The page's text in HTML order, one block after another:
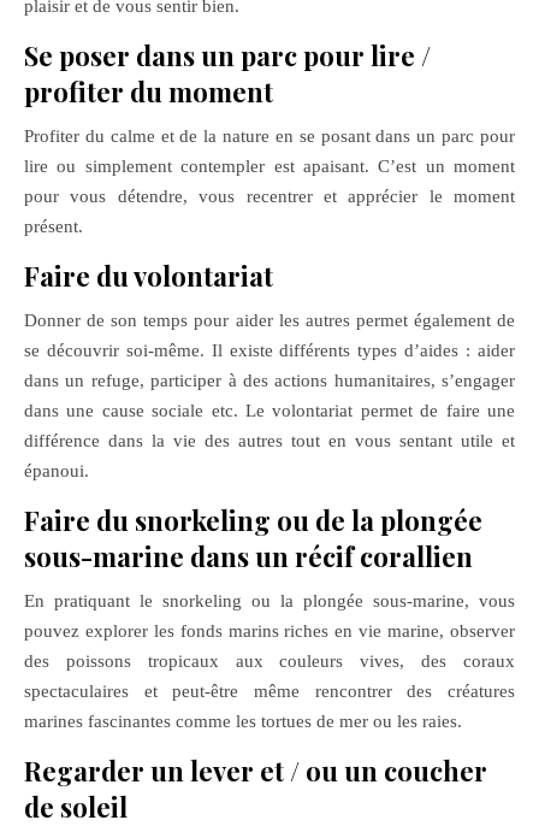
plaisir et de vous sentir bien.
Se poser dans un parc pour lire /
profiter du moment
Profiter du calme et de la nature en se posant dans un parc pour
lire ou simplement contempler est apaisant. C’est un moment
pour vous détendre, vous recentrer et apprécier le moment
présent.
Faire du volontariat
Donner de son temps pour aider les autres permet également de
se découvrir soi-même. Il existe différents types d’aides : aider
dans un refuge, participer à des actions humanitaires, s’engager
dans une cause sociale etc. Le volontariat permet de faire une
différence dans la vie des autres tout en vous sentant utile et
épanoui.
Faire du snorkeling ou de la plongée
sous-marine dans un récif corallien
En pratiquant le snorkeling ou la plongée sous-marine, vous
pouvez explorer les fonds marins riches en vie marine, observer
des poissons tropicaux aux couleurs vives, des coraux
spectaculaires et peut-être même rencontrer des créatures
marines fascinantes comme les tortues de mer ou les raies.
Regarder un lever et / ou un coucher
de soleil